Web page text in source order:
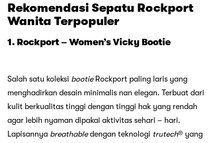
Rekomendasi Sepatu Rockport
Wanita Terpopuler
1. Rockport – Women’s Vicky Bootie
Salah satu koleksi bootieRockport paling laris yang
menghadirkan desain minimalis nan elegan. Terbuat dari
kulit berkualitas tinggi dengan tinggi hak yang rendah
agar lebih nyaman dipakai aktivitas sehari – hari.
Lapisannya breathabledengan teknologi trutech® yang